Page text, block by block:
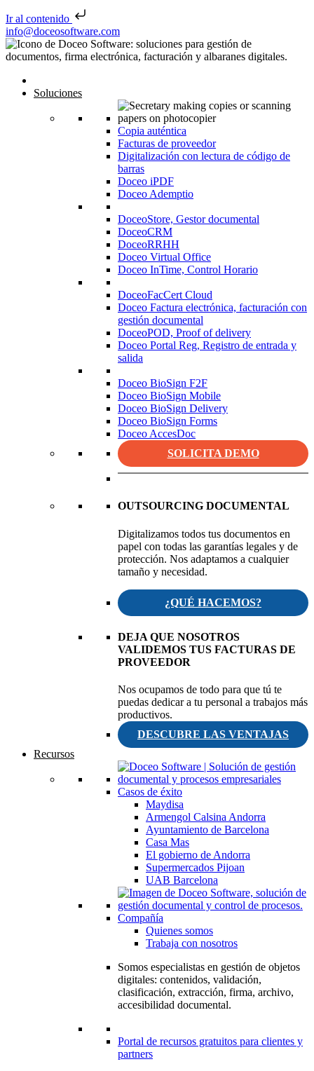
Ir al contenido
Saltar al contenido
info@doceosoftware.com
Soluciones
Copia auténtica
Facturas de proveedor
Digitalización con lectura de código de
barras
Doceo iPDF
Doceo Ademptio
DoceoStore, Gestor documental
DoceoCRM
DoceoRRHH
Doceo Virtual Office
Doceo InTime, Control Horario
DoceoFacCert Cloud
Doceo Factura electrónica, facturación con
gestión documental
DoceoPOD, Proof of delivery
Doceo Portal Reg, Registro de entrada y
salida
Doceo BioSign F2F
Doceo BioSign Mobile
Doceo BioSign Delivery
Doceo BioSign Forms
Doceo AccesDoc
SOLICITA DEMO
OUTSOURCING DOCUMENTAL
Digitalizamos todos tus documentos en
papel con todas las garantías legales y de
protección. Nos adaptamos a cualquier
tamaño y necesidad.
¿QUÉ HACEMOS?
DEJA QUE NOSOTROS
VALIDEMOS TUS FACTURAS DE
PROVEEDOR
Nos ocupamos de todo para que tú te
puedas dedicar a tu personal a trabajos más
productivos.
DESCUBRE LAS VENTAJAS
Recursos
Casos de éxito
Maydisa
Armengol Calsina Andorra
Ayuntamiento de Barcelona
Casa Mas
El gobierno de Andorra
Supermercados Pijoan
UAB Barcelona
Compañía
Quienes somos
Trabaja con nosotros
Somos especialistas en gestión de objetos
digitales: contenidos, validación,
clasificación, extracción, firma, archivo,
accesibilidad documental.
Portal de recursos gratuitos para clientes y
partners